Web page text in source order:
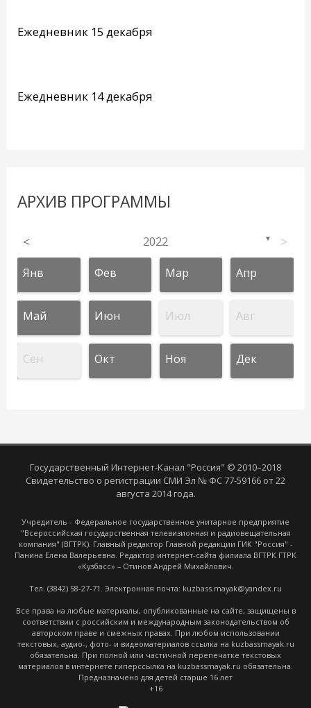
Ежедневник 15 декабря
Ежедневник 14 декабря
АРХИВ ПРОГРАММЫ
< 2022 ▼ >
Янв Фев Мар Апр
Май Июн Июл Авг
Сен Окт Ноя Дек
Государственный Интернет-Канал "Россия" © 2010–2018
Свидетельство о регистрации СМИ Эл № ФС 77-59166 от 22
августа 2014 года.
Учредитель - Федеральное государственное унитарное предприятие
"Всероссийская государственная телевизионная и радиовещательная
компания" (ВГТРК). Главный редактор Главной редакции ГИК "Россия" -
Панина Елена Валерьевна. Редактор интернет-сайта филиала ВГТРК ГТРК
«Кузбасс» – Отинов Андрей Михайлович.
Тел. (3842) 58-27-71. Электронная почта: kuzbass.mayak@yandex.ru
Все права на любые материалы, опубликованные на сайте, защищены в
соответствии с российским и международным законодательством об
авторском праве и смежных правах. При любом использовании
текстовых, аудио-, фото- и видеоматериалов ссылка на kuzbassmayak.ru
обязательна. При полной или частичной перепечатке текстовых
материалов в интернете гиперссылка на kuzbassmayak.ru обязательна.
Предназначено для детей старше 16 лет
+16